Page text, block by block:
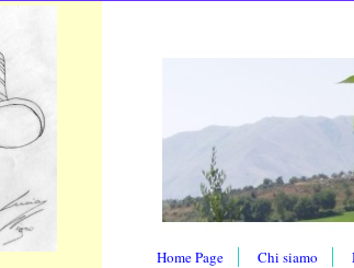
Home Page Chi siamo